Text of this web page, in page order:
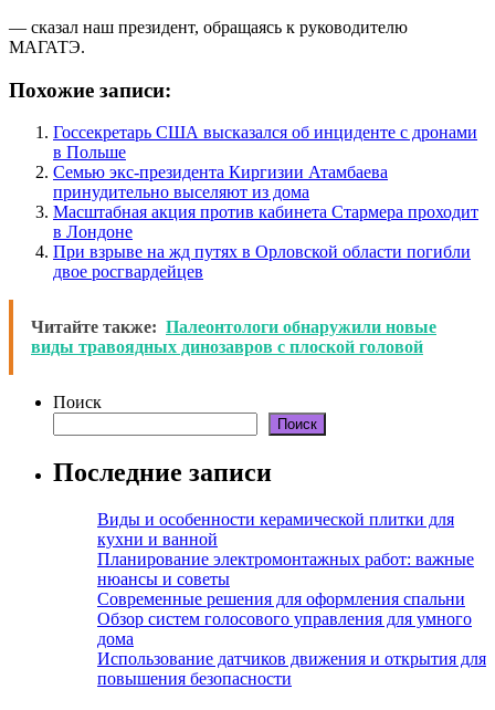
— сказал наш президент, обращаясь к руководителю
МАГАТЭ.
Похожие записи:
Госсекретарь США высказался об инциденте с дронами
в Польше
Семью экс-президента Киргизии Атамбаева
принудительно выселяют из дома
Масштабная акция против кабинета Стармера проходит
в Лондоне
При взрыве на жд путях в Орловской области погибли
двое росгвардейцев
Читайте также: Палеонтологи обнаружили новые
виды травоядных динозавров с плоской головой
Поиск
Поиск
Последние записи
Виды и особенности керамической плитки для
кухни и ванной
Планирование электромонтажных работ: важные
нюансы и советы
Современные решения для оформления спальни
Обзор систем голосового управления для умного
дома
Использование датчиков движения и открытия для
повышения безопасности